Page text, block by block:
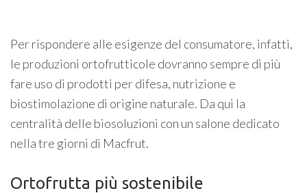
Per rispondere alle esigenze del consumatore, infatti,
le produzioni ortofrutticole dovranno sempre di più
fare uso di prodotti per difesa, nutrizione e
biostimolazione di origine naturale. Da qui la
centralità delle biosoluzioni con un salone dedicato
nella tre giorni di Macfrut.
Ortofrutta più sostenibile